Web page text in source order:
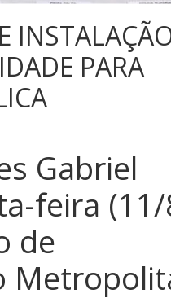
PARA
Gabriel
feira
de